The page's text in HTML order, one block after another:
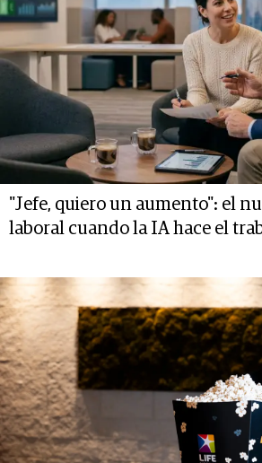
"Jefe, quiero un aumento": el
laboral cuando la IA hace el